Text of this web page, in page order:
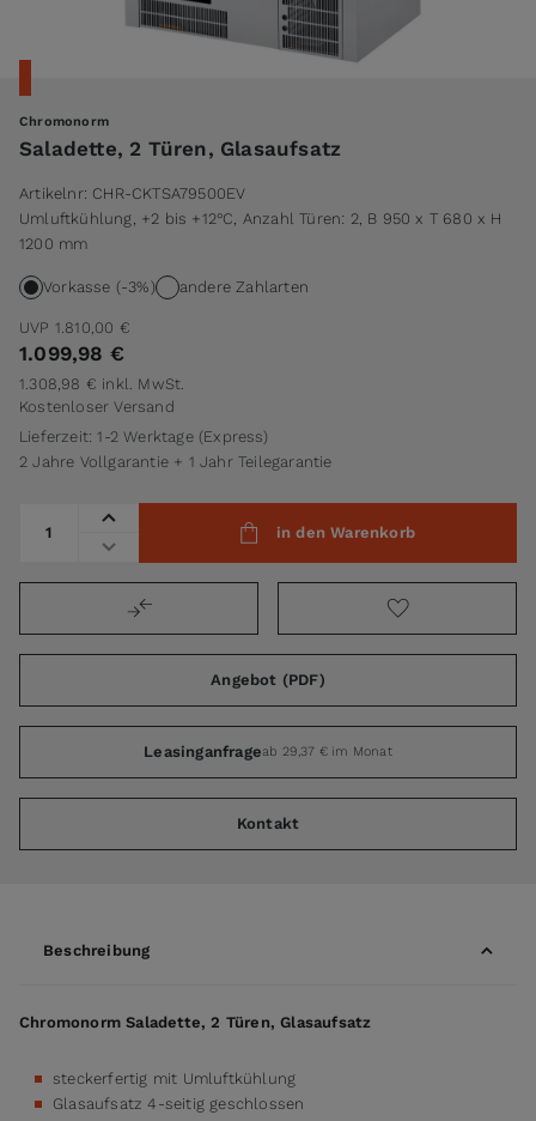
Chromonorm
Saladette, 2 Türen, Glasaufsatz
Artikelnr: CHR-CKTSA79500EV
Umluftkühlung, +2 bis +12°C, Anzahl Türen: 2, B 950 x T 680 x H
1200 mm
Vorkasse (-3%) andere Zahlarten
UVP 1.810,00 €
1.099,98 €
1.308,98 € inkl. MwSt.
Kostenloser Versand
Lieferzeit: 1-2 Werktage (Express)
2 Jahre Vollgarantie + 1 Jahr Teilegarantie
in den Warenkorb
Angebot (PDF)
Leasinganfrageab 29,37 € im Monat
Kontakt
Beschreibung
Chromonorm Saladette, 2 Türen, Glasaufsatz
steckerfertig mit Umluftkühlung
Glasaufsatz 4-seitig geschlossen